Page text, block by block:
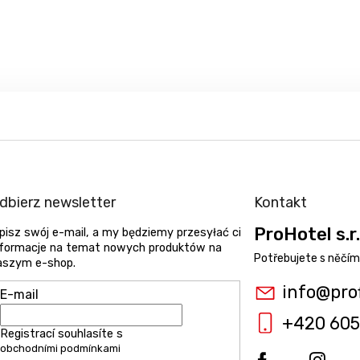
newsletter
swój e-mail, a my będziemy przesyłać ci
na temat nowych produktów na
e-shop.
E-mail
Registrací souhlasíte s
obchodními podmínkami
Kontakt
ProHotel
info@
+420